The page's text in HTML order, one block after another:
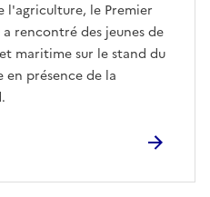
l'agriculture, le Premier
rencontré des jeunes de
maritime sur le stand du
présence de la